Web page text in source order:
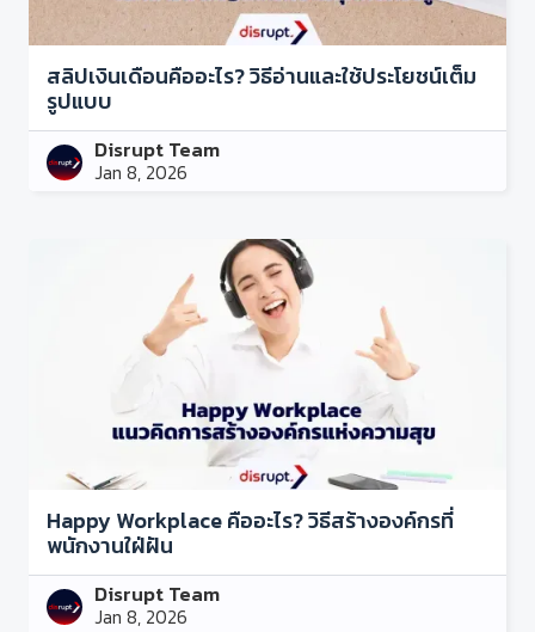
สลิปเงินเดือนคืออะไร? วิธีอ่านและใช้ประโยชน์เต็ม
รูปแบบ
Disrupt Team
Jan 8, 2026
Happy Workplace คืออะไร? วิธีสร้างองค์กรที่
พนักงานใฝ่ฝัน
Disrupt Team
Jan 8, 2026